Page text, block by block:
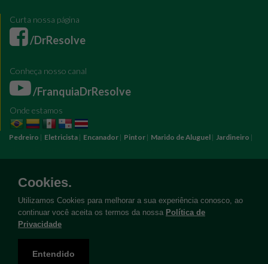
Curta nossa página
/DrResolve
Conheça nosso canal
/FranquiaDrResolve
Onde estamos
Pedreiro | Eletricista | Encanador | Pintor | Marido de Aluguel | Jardineiro |
Bombeiro HidráulicoManutenção PredialManutenção Residencial
ReformaServiço Eletricista
HidráulicaServiço PedreiroServiço Construção
Cookies.
Utilizamos Cookies para melhorar a sua experiência conosco, ao
continuar você aceita os termos da nossa Política de
Privacidade
Entendido